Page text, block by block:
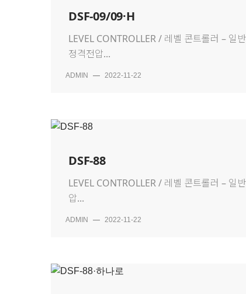
DSF-09/09·H
LEVEL CONTROLLER / 레벨 콘트롤러 – 일
정격전압...
ADMIN — 2022-11-22
DSF-88
LEVEL CONTROLLER / 레벨 콘트롤러 – 일
압...
ADMIN — 2022-11-22